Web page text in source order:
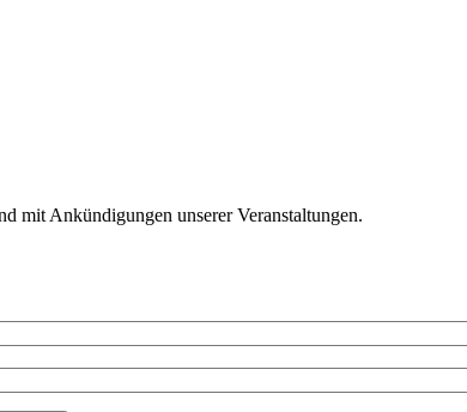
mit Ankündigungen unserer Veranstaltungen.